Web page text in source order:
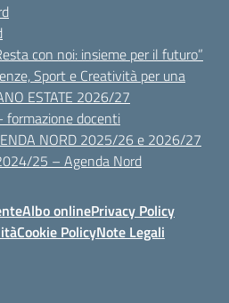
con noi: insieme per il futuro”
Sport e Creatività per una
ESTATE 2026/27
formazione docenti
NORD 2025/26 e 2026/27
25 – Agenda Nord
Albo onlinePrivacy Policy
Cookie PolicyNote Legali